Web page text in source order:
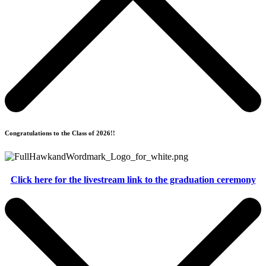
Congratulations to the Class of 2026!!
Click here for the livestream link to the graduation ceremony